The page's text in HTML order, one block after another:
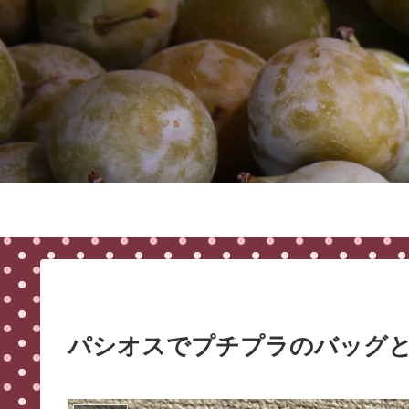
パシオスでプチプラのバッグ